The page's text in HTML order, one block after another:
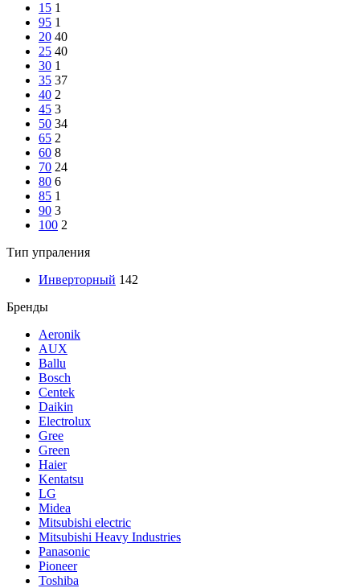
15 1
95 1
20 40
25 40
30 1
35 37
40 2
45 3
50 34
65 2
60 8
70 24
80 6
85 1
90 3
100 2
Тип упраления
Инверторный 142
Бренды
Aeronik
AUX
Ballu
Bosch
Centek
Daikin
Electrolux
Gree
Green
Haier
Kentatsu
LG
Midea
Mitsubishi electric
Mitsubishi Heavy Industries
Panasonic
Pioneer
Toshiba